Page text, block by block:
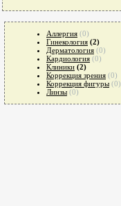
Аллергия (0)
Гинекология (2)
Дерматология (0)
Кардиология (0)
Клиники (2)
Коррекция зрения (0)
Коррекция фигуры (0)
Линзы (0)